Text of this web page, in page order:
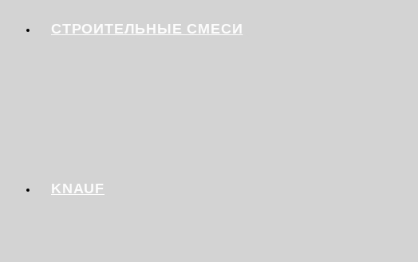
СТРОИТЕЛЬНЫЕ СМЕСИ
KNAUF